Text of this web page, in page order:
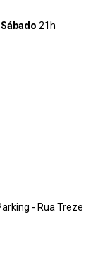
Sábado 21h
- Rua Treze